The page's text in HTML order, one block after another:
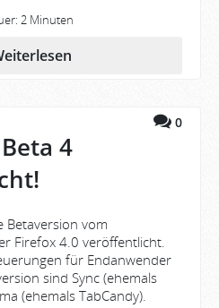
2 Minuten
0
4
Betaversion vom
Firefox 4.0 veröffentlicht.
für Endanwender
sind Sync (ehemals
(ehemals TabCandy).